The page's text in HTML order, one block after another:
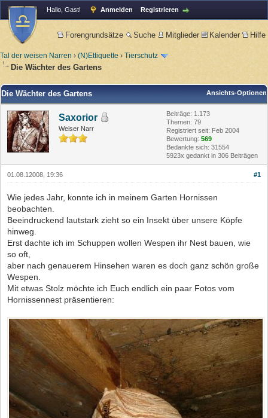
Hallo, Gast! Anmelden Registrieren
Forengrundsätze Suche Mitglieder Kalender Hilfe
Tal der weisen Narren › (N)Ettiquette› Tierschutz
Die Wächter des Gartens
Ansichts-Optionen
Die Wächter des Gartens
Saxorior
Weiser Narr
Beiträge: 1.173
Themen: 79
Registriert seit: Feb 2004
Bewertung: 569
Bedankte sich: 31554
5923x gedankt in 306 Beiträgen
#1
01.08.12008, 19:36
Wie jedes Jahr, konnte ich in meinem Garten Hornissen
beobachten.
Beeindruckend lautstark zieht so ein Insekt über unsere Köpfe
hinweg.
Erst dachte ich im Schuppen wollen Wespen ihr Nest bauen, wie
so oft,
aber nach genauerem Hinsehen waren es doch ganz schön große
Wespen.
Mit etwas Stolz möchte ich Euch endlich ein paar Fotos vom
Hornissennest präsentieren: